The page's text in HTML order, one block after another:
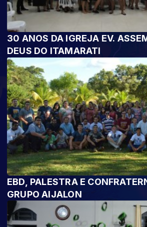
30 ANOS DA IGREJA EV.
DEUS DO ITAMARATI
EBD, PALESTRA E
GRUPO AIJALON